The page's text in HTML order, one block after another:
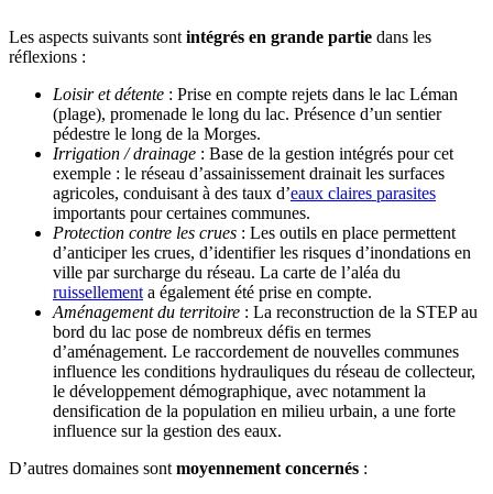
Les aspects suivants sont intégrés en grande partie dans les
réflexions :
Loisir et détente : Prise en compte rejets dans le lac Léman
(plage), promenade le long du lac. Présence d’un sentier
pédestre le long de la Morges.
Irrigation / drainage : Base de la gestion intégrés pour cet
exemple : le réseau d’assainissement drainait les surfaces
agricoles, conduisant à des taux d’eaux claires parasites
importants pour certaines communes.
Protection contre les crues : Les outils en place permettent
d’anticiper les crues, d’identifier les risques d’inondations en
ville par surcharge du réseau. La carte de l’aléa du
ruissellement a également été prise en compte.
Aménagement du territoire : La reconstruction de la STEP au
bord du lac pose de nombreux défis en termes
d’aménagement. Le raccordement de nouvelles communes
influence les conditions hydrauliques du réseau de collecteur,
le développement démographique, avec notamment la
densification de la population en milieu urbain, a une forte
influence sur la gestion des eaux.
D’autres domaines sont moyennement concernés :